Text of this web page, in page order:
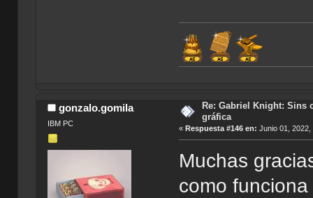
gonzalo.gomila
IBM PC
Re: Gabriel Knight: Sins
gráfica
«Respuesta #146 en: Junio 01,
Muchas
como